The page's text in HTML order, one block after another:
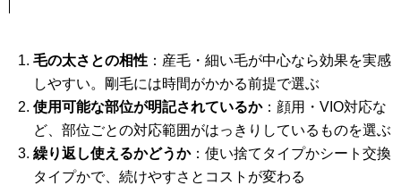
毛の太さとの相性 ：産毛・細い毛が中心なら効果を実感
しやすい。剛毛には時間がかかる前提で選ぶ
使用可能な部位が明記されているか：顔用・VIO対応な
ど、部位ごとの対応範囲がはっきりしているものを選ぶ
繰り返し使えるかどうか：使い捨てタイプかシート交換
タイプかで、続けやすさとコストが変わる